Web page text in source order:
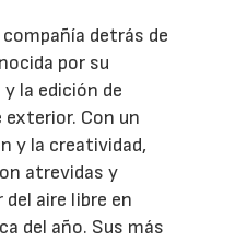
compañía detrás de
por su
la edición de
Con un
y la creatividad,
atrevidas y
aire libre en
del año. Sus más